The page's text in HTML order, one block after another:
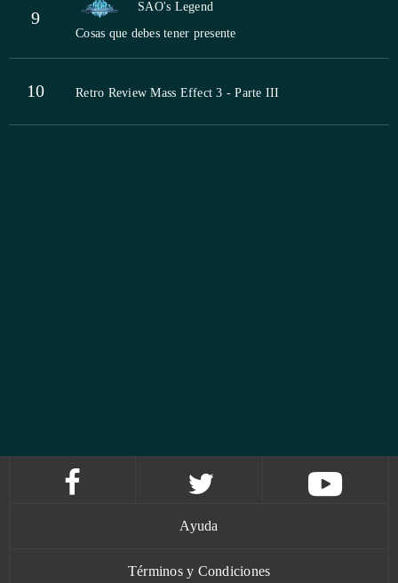
9
SAO's Legend
Cosas que debes tener presente
10 Retro Review Mass Effect 3 - Parte III
Ayuda
Términos y Condiciones